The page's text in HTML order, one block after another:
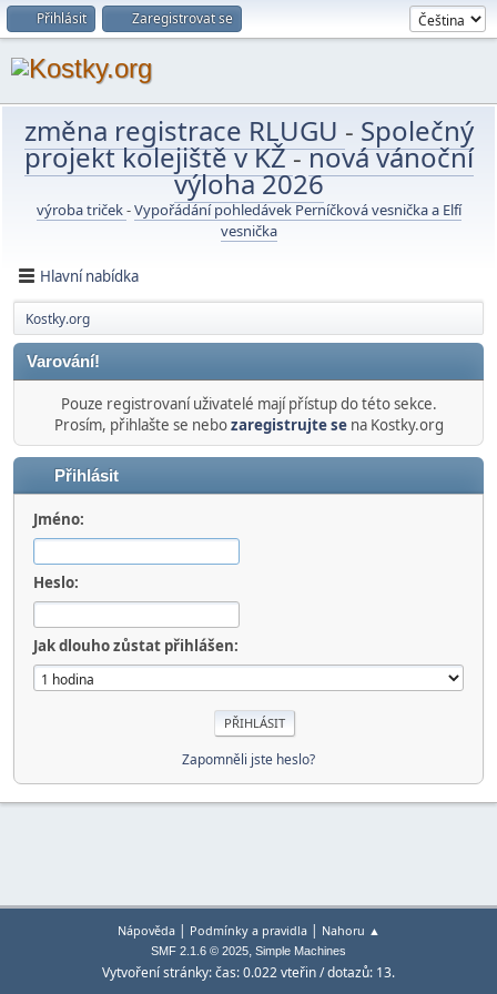
Přihlásit Zaregistrovat se
změna registrace RLUGU - Společný
projekt kolejiště v KŽ-nová vánoční
výloha 2026
výroba triček-Vypořádání pohledávek Perníčková vesnička a Elfí
vesnička
Hlavní nabídka
Kostky.org
Varování!
Pouze registrovaní uživatelé mají přístup do této sekce.
Prosím, přihlašte se nebozaregistrujte sena Kostky.org
Přihlásit
Jméno:
Heslo:
Jak dlouho zůstat přihlášen:
Zapomněli jste heslo?
Nápověda| Podmínky a pravidla| Nahoru ▲
SMF 2.1.6 © 2025, Simple Machines
Vytvoření stránky: čas: 0.022 vteřin / dotazů: 13.